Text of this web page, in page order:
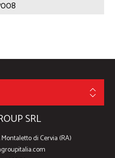
SRL
di Cervia (RA)